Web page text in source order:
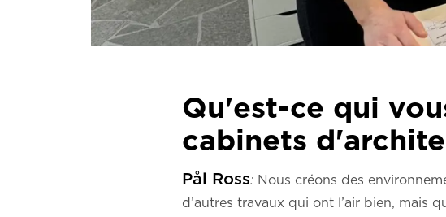
Qu'est-ce qui
cabinets
Pål Ross: Nous créons des
d’autres travaux qui ont l’air bien, mais